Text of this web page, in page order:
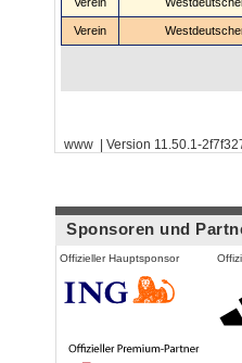
Verein
www | Version 11.50.1-
Sponsoren und
Offizieller Hauptsponsor